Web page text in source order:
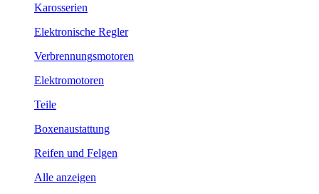
Karosserien
Elektronische Regler
Verbrennungsmotoren
Elektromotoren
Teile
Boxenaustattung
Reifen und Felgen
Alle anzeigen